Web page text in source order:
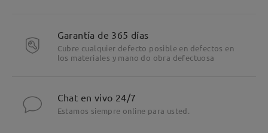
Garantía de 365 días
Cubre cualquier defecto posible en defectos en
los materiales y mano do obra defectuosa
Chat en vivo 24/7
Estamos siempre online para usted.